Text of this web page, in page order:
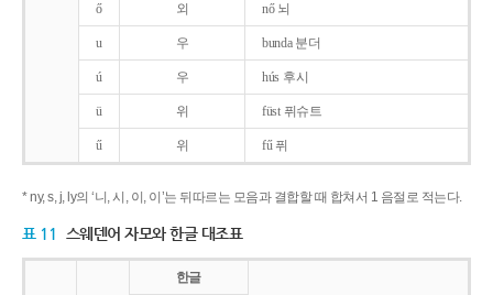
ő 외 nő 뇌
u 우 bunda 분더
ú 우 hús 후시
ü 위 füst 퓌슈트
ű 위 fű 퓌
* ny, s, j, ly의 ‘니, 시, 이, 이’는 뒤따르는 모음과 결합할 때 합쳐서 1 음절로 적는다.
표 11 스웨덴어 자모와 한글 대조표
한글